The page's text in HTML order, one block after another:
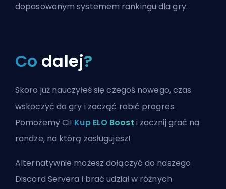
dopasowanym systemem rankingu dla gry.
Co dalej?
Skoro już nauczyłeś się czegoś nowego, czas
wskoczyć do gry i zacząć robić progres.
Pomożemy Ci! Kup ELO Boost i zacznij grać na
randze, na którą zasługujesz!
Alternatywnie możeszdołączyć do naszego
Discord Servera i brać udział w różnych